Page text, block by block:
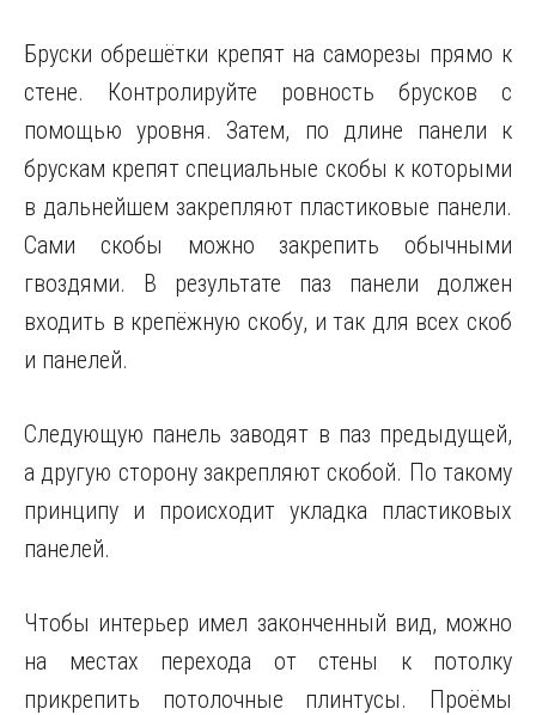
Бруски обрешётки крепят на саморезы прямо к
стене. Контролируйте ровность брусков с
помощью уровня. Затем, по длине панели к
брускам крепят специальные скобы к которыми
в дальнейшем закрепляют пластиковые панели.
Сами скобы можно закрепить обычными
гвоздями. В результате паз панели должен
входить в крепёжную скобу, и так для всех скоб
и панелей.
Следующую панель заводят в паз предыдущей,
а другую сторону закрепляют скобой. По такому
принципу и происходит укладка пластиковых
панелей.
Чтобы интерьер имел законченный вид, можно
на местах перехода от стены к потолку
прикрепить потолочные плинтусы. Проёмы